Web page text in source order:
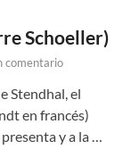
Schoeller)
comentario
Stendhal, el
en francés)
y a la …